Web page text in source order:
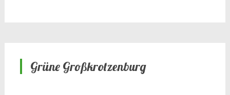
Grüne Großkrotzenburg